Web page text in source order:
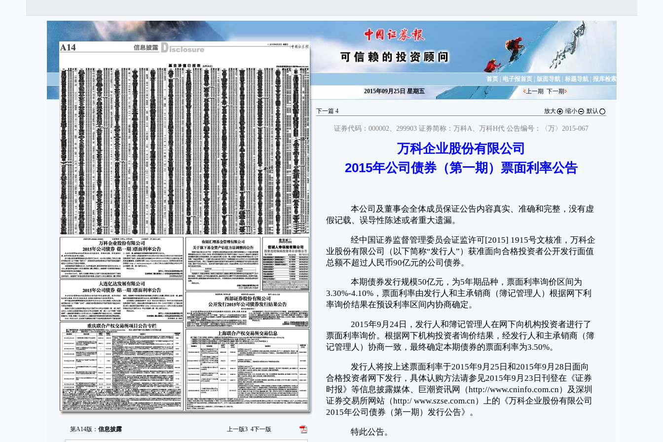
第A14版： 信息披露 上一版3 4下一版
首页| 电子报首页| 版面导航| 标题导航| 报库检索
2015年09月25日 星期五
上一期 下一期
下一篇 4 放大 缩小 默认
证券代码：000002、299903 证券简称：万科A、万科H代 公告编号：〈万〉2015-067
万科企业股份有限公司
2015年公司债券（第一期）票面利率公告
本公司及董事会全体成员保证公告内容真实、准确和完整，没有虚
假记载、误导性陈述或者重大遗漏。
经中国证券监督管理委员会证监许可[2015] 1915号文核准，万科企
业股份有限公司（以下简称“发行人”）获准面向合格投资者公开发行面值
总额不超过人民币90亿元的公司债券。
本期债券发行规模50亿元，为5年期品种，票面利率询价区间为
3.30%-4.10%，票面利率由发行人和主承销商（簿记管理人）根据网下利
率询价结果在预设利率区间内协商确定。
2015年9月24日，发行人和簿记管理人在网下向机构投资者进行了
票面利率询价。根据网下机构投资者询价结果，经发行人和主承销商（簿
记管理人）协商一致，最终确定本期债券的票面利率为3.50%。
发行人将按上述票面利率于2015年9月25日和2015年9月28日面向
合格投资者网下发行，具体认购方法请参见2015年9月23日刊登在《证券
时报》等信息披露媒体、巨潮资讯网（http://www.cninfo.com.cn）及深圳
证券交易所网站（http:/ www.szse.com.cn）上的《万科企业股份有限公司
2015年公司债券（第一期）发行公告》。
特此公告。
发行人：万科企业股份有限公司
主承销商（簿记管理人）：中信证券股份有限公司
2015年9月25日